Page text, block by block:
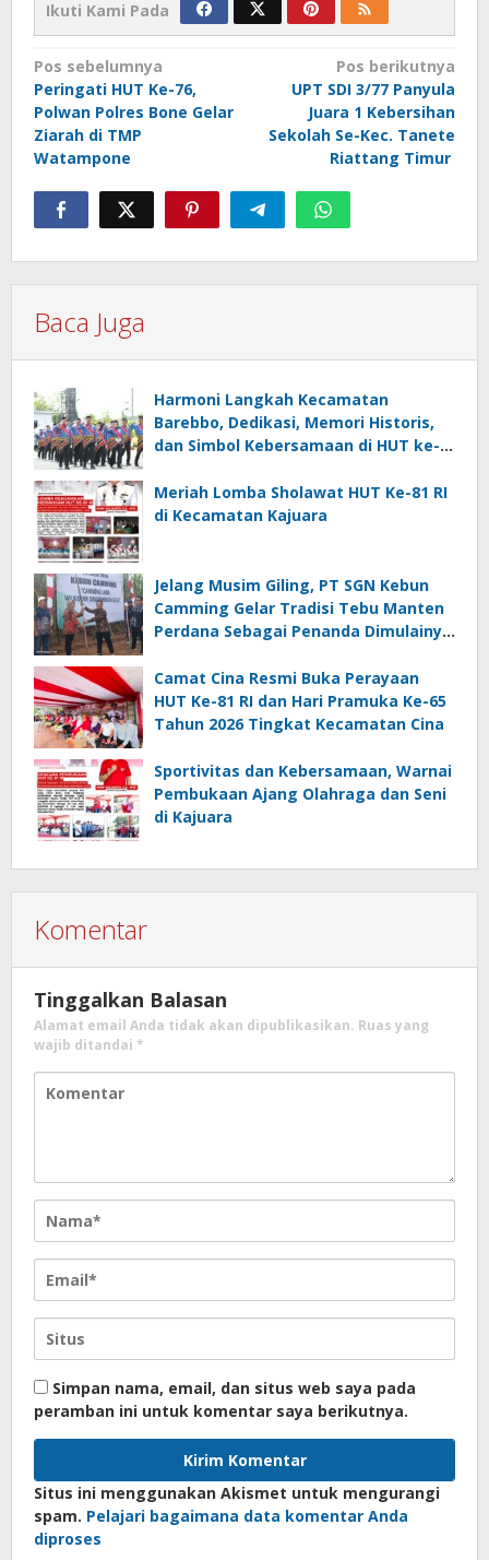
Ikuti Kami Pada
Navigasi
pos
Pos sebelumnya
Peringati HUT Ke-76,
Polwan Polres Bone Gelar
Ziarah di TMP
Watampone
Pos berikutnya
UPT SDI 3/77 Panyula
Juara 1 Kebersihan
Sekolah Se-Kec. Tanete
Riattang Timur
Baca Juga
Harmoni Langkah Kecamatan
Barebbo, Dedikasi, Memori Historis,
dan Simbol Kebersamaan di HUT ke-
Meriah Lomba Sholawat HUT Ke-81 RI
di Kecamatan Kajuara
Jelang Musim Giling, PT SGN Kebun
Camming Gelar Tradisi Tebu Manten
Perdana Sebagai Penanda Dimulainya
Camat Cina Resmi Buka Perayaan
HUT Ke-81 RI dan Hari Pramuka Ke-65
Tahun 2026 Tingkat Kecamatan Cina
Sportivitas dan Kebersamaan, Warnai
Pembukaan Ajang Olahraga dan Seni
di Kajuara
Komentar
Tinggalkan Balasan
Alamat email Anda tidak akan dipublikasikan. Ruas yang
wajib ditandai *
Simpan nama, email, dan situs web saya pada
peramban ini untuk komentar saya berikutnya.
Situs ini menggunakan Akismet untuk mengurangi
spam. Pelajari bagaimana data komentar Anda
diproses